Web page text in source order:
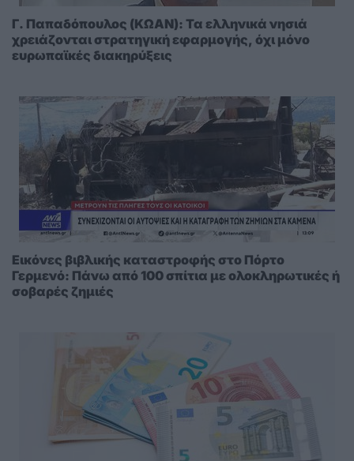
Γ. Παπαδόπουλος (ΚΩΑΝ): Τα ελληνικά νησιά
χρειάζονται στρατηγική εφαρμογής, όχι μόνο
ευρωπαϊκές διακηρύξεις
Εικόνες βιβλικής καταστροφής στο Πόρτο
Γερμενό: Πάνω από 100 σπίτια με ολοκληρωτικές ή
σοβαρές ζημιές